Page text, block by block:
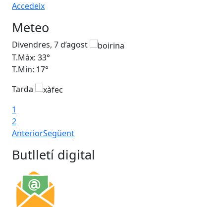
Accedeix
Meteo
Divendres, 7 d’agost
T.Màx: 33°
T.Min: 17°
Tarda
1
2
AnteriorSegüent
Butlletí digital